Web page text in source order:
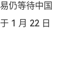
仍等待中国
1 月 22 日